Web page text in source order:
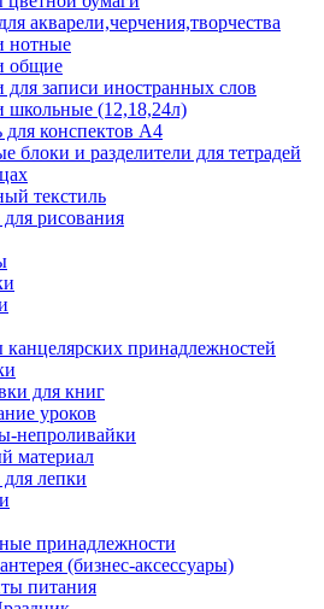
акварели,черчения,творчества
нотные
общие
для записи иностранных слов
школьные (12,18,24л)
для конспектов А4
блоки и разделители для тетрадей
текстиль
рисования
принадлежностей
для книг
уроков
непроливайки
материал
лепки
принадлежности
(бизнес-аксессуары)
питания